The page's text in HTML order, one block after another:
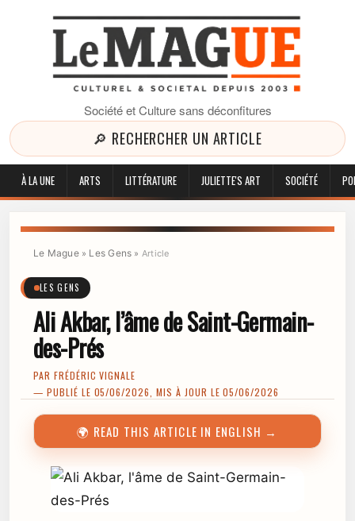
Société et Culture sans déconfitures
🔎 RECHERCHER UN ARTICLE
À LA UNE ARTS LITTÉRATURE JULIETTE'S ART SOCIÉTÉ
Le Mague» Les Gens » Article
LES GENS
Ali Akbar, l’âme de Saint-Germain-
des-Prés
PAR FRÉDÉRIC VIGNALE
— PUBLIÉ LE 05/06/2026, MIS À JOUR LE 05/06/2026
🌍 READ THIS ARTICLE IN ENGLISH →